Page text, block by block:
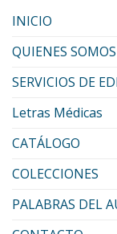
INICIO
QUIENES SOMOS
SERVICIOS DE
Letras Médicas
CATÁLOGO
COLECCIONES
PALABRAS DEL